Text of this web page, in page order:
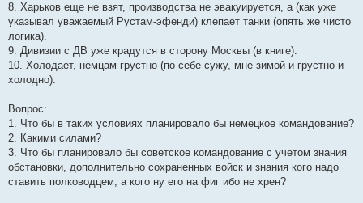
8. Харьков еще не взят, производства не эвакуируется, а (как уже
указывал уважаемый Рустам-эфенди) клепает танки (опять же чисто
логика).
9. Дивизии с ДВ уже крадутся в сторону Москвы (в книге).
10. Холодает, немцам грустно (по себе сужу, мне зимой и грустно и
холодно).
Вопрос:
1. Что бы в таких условиях планировало бы немецкое командование?
2. Какими силами?
3. Что бы планировало бы советское командование с учетом знания
обстановки, дополнительно сохраненных войск и знания кого надо
ставить полководцем, а кого ну его на фиг ибо не хрен?